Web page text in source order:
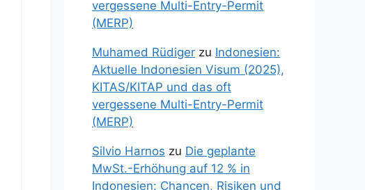
vergessene Multi-Entry-Permit
(MERP)
Muhamed Rüdiger zu Indonesien:
Aktuelle Indonesien Visum (2025),
KITAS/KITAP und das oft
vergessene Multi-Entry-Permit
(MERP)
Silvio Harnos zu Die geplante
MwSt.-Erhöhung auf 12 % in
Indonesien: Chancen, Risiken und